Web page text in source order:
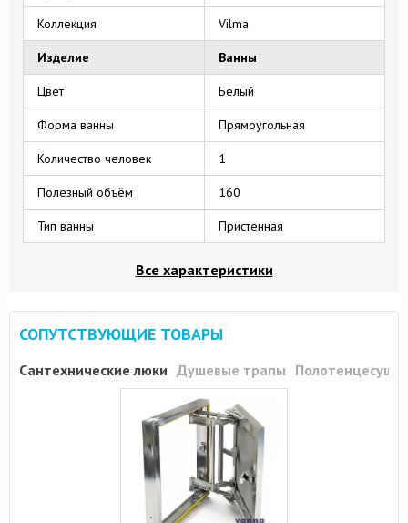
Коллекция Vilma
Изделие Ванны
Цвет Белый
Форма ванны Прямоугольная
Количество человек 1
Полезный объём 160
Тип ванны Пристенная
Все характеристики
СОПУТСТВУЮЩИЕ ТОВАРЫ
Сантехнические люки Душевые трапы